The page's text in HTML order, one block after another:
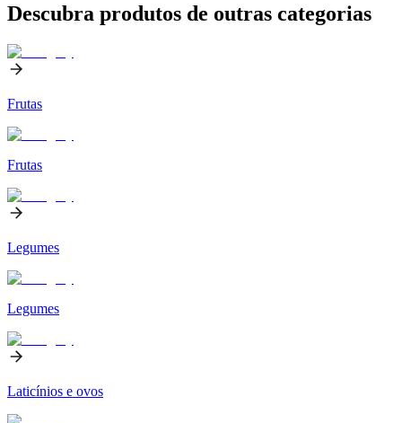
Descubra produtos de outras categorias
Frutas
Frutas
Legumes
Legumes
Laticínios e ovos